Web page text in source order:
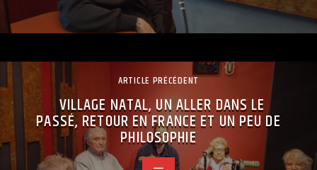
ARTICLE PRÉCÉDENT
VILLAGE NATAL, UN ALLER DANS LE
PASSÉ, RETOUR EN FRANCE ET UN PEU DE
PHILOSOPHIE